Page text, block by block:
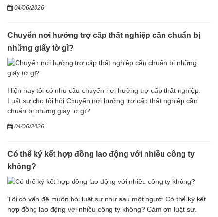
04/06/2026
Chuyển nơi hưởng trợ cấp thất nghiệp cần chuẩn bị
những giấy tờ gì?
Hiện nay tôi có nhu cầu chuyển nơi hưởng trợ cấp thất nghiệp.
Luật sư cho tôi hỏi Chuyển nơi hưởng trợ cấp thất nghiệp cần
chuẩn bị những giấy tờ gì?
04/06/2026
Có thể ký kết hợp đồng lao động với nhiều công ty
không?
Tôi có vấn đề muốn hỏi luật sư như sau một người Có thể ký kết
hợp đồng lao động với nhiều công ty không? Cảm ơn luật sư.